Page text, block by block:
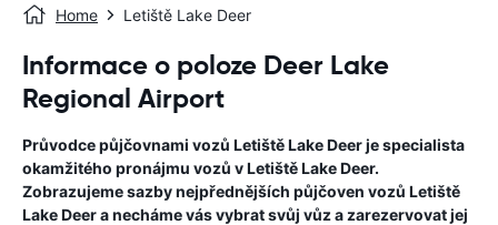
Home Letiště Lake Deer
Informace o poloze Deer Lake
Regional Airport
Průvodce půjčovnami vozů Letiště Lake Deerje specialista
okamžitého pronájmu vozů vLetiště Lake Deer.
Zobrazujeme sazby nejpřednějších půjčoven vozů Letiště
Lake Deera necháme vás vybrat svůj vůz a zarezervovat jej